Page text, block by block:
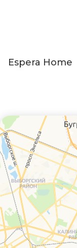
Espera Home